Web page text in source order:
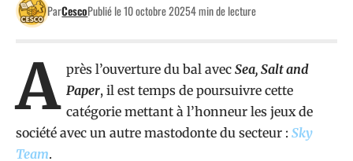
ParCescoPublié le 10 octobre 20254 min de lecture
A près l’ouverture du bal avec Sea, Salt and
Paper, il est temps de poursuivre cette
catégorie mettant à l’honneur les jeux de
société avec un autre mastodonte du secteur : Sky
Team.